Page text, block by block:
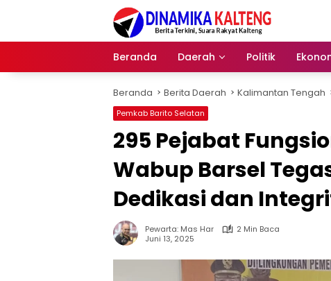
Beranda
Daerah Politik
Beranda Berita Daerah Kalimantan Tengah
Pemkab Barito Selatan
295 Pejabat
Wabup Barsel
Dedikasi dan
Pewarta: Mas Har
2 Min Baca
Juni 13, 2025